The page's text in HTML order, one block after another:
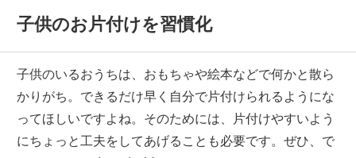
子供のお片付けを習慣化
子供のいるおうちは、おもちゃや絵本などで何かと散ら
かりがち。できるだけ早く自分で片付けられるようにな
ってほしいですよね。そのためには、片付けやすいよう
にちょっと工夫をしてあげることも必要です。ぜひ、で